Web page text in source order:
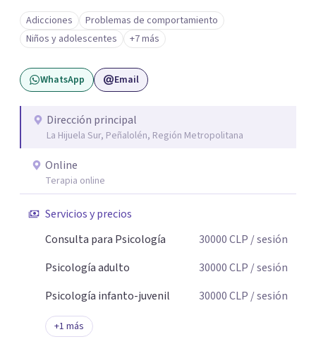
mayor claridad. Tengo experiencia en intervención en
crisis y evaluación de riesgo cuando corresponde,
cuidando siempre un encuadre seguro, respetuoso y a tu
ritmo. Atiendo principalmente en modalidad online y
también presencial en Santiago, según disponibilidad.
Adicciones
Problemas de comportamiento
Niños y adolescentes
+7 más
WhatsApp Email
Dirección principal
La Hijuela Sur, Peñalolén, Región Metropolitana
Online
Terapia online
Servicios y precios
Consulta para Psicología
30000CLP / sesión
Psicología adulto
30000CLP / sesión
Psicología infanto-juvenil
30000CLP / sesión
+1 más